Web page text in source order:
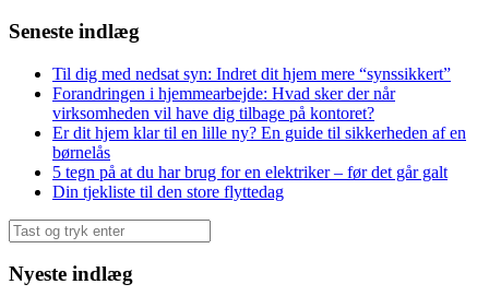
Seneste indlæg
Til dig med nedsat syn: Indret dit hjem mere “synssikkert”
Forandringen i hjemmearbejde: Hvad sker der når
virksomheden vil have dig tilbage på kontoret?
Er dit hjem klar til en lille ny? En guide til sikkerheden af en
børnelås
5 tegn på at du har brug for en elektriker – før det går galt
Din tjekliste til den store flyttedag
Søg
efter:
Nyeste indlæg